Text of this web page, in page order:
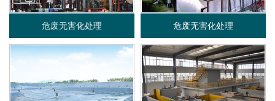
限
公
司
危废无害化处理 危废无害化处理